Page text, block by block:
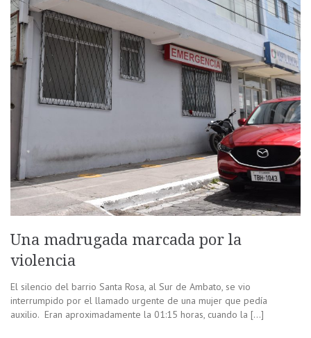
Una madrugada marcada por la
violencia
El silencio del barrio Santa Rosa, al Sur de Ambato, se vio
interrumpido por el llamado urgente de una mujer que pedía
auxilio. Eran aproximadamente la 01:15 horas, cuando la […]